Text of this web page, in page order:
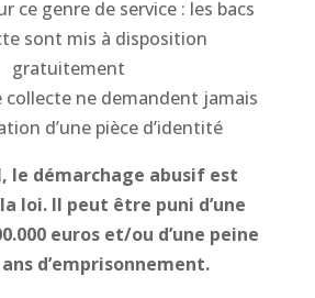
ce genre de service : les bacs
sont mis à disposition
gratuitement
collecte ne demandent jamais
d’une pièce d’identité
le démarchage abusif est
loi. Il peut être puni d’une
euros et/ou d’une peine
d’emprisonnement.